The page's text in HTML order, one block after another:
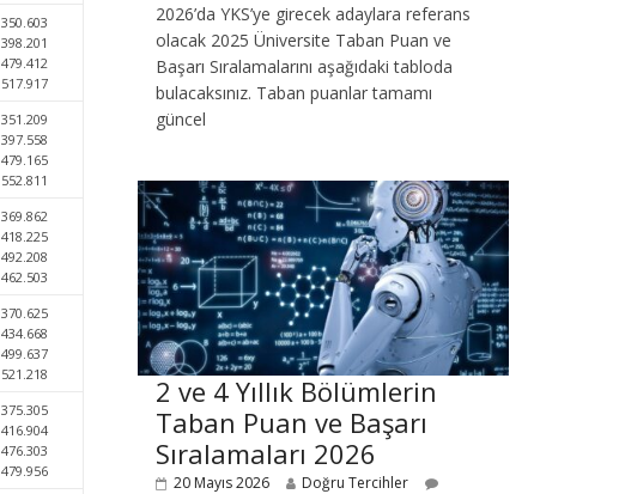
350.603
398.201
479.412
517.917
351.209
397.558
479.165
552.811
369.862
418.225
492.208
462.503
370.625
434.668
499.637
521.218
375.305
416.904
476.303
479.956
2026’da YKS’ye girecek adaylara referans
olacak 2025 Üniversite Taban Puan ve
Başarı Sıralamalarını aşağıdaki tabloda
bulacaksınız. Taban puanlar tamamı
güncel
2 ve 4 Yıllık Bölümlerin
Taban Puan ve Başarı
Sıralamaları 2026
20 Mayıs 2026
Doğru Tercihler